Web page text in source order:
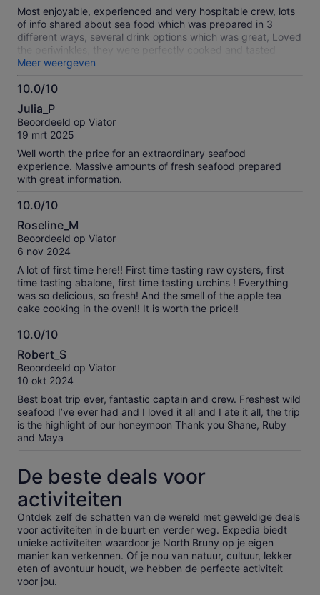
Most enjoyable, experienced and very hospitable crew, lots
of info shared about sea food which was prepared in 3
different ways, several drink options which was great, Loved
the periwinkles, they were perfectly cooked and tasted
amazing ..((better than the NZ cats eyes) cake to end with
also lovely, thank you to the crew for making the trip an
awesome experience We have recommend our Nz family
Meer weergeven
10.0/10
10.0
van
10
Julia_P
Beoordeeld op Viator
19 mrt 2025
Well worth the price for an extraordinary seafood
experience. Massive amounts of fresh seafood prepared
with great information.
10.0/10
10.0
van
10
Roseline_M
Beoordeeld op Viator
6 nov 2024
A lot of first time here!! First time tasting raw oysters, first
time tasting abalone, first time tasting urchins ! Everything
was so delicious, so fresh! And the smell of the apple tea
cake cooking in the oven!! It is worth the price!!
10.0/10
10.0
van
10
Robert_S
Beoordeeld op Viator
10 okt 2024
Best boat trip ever, fantastic captain and crew. Freshest wild
seafood I’ve ever had and I loved it all and I ate it all, the trip
is the highlight of our honeymoon Thank you Shane, Ruby
and Maya
De beste deals voor
activiteiten
Ontdek zelf de schatten van de wereld met geweldige deals
voor activiteiten in de buurt en verder weg. Expedia biedt
unieke activiteiten waardoor je North Bruny op je eigen
manier kan verkennen. Of je nou van natuur, cultuur, lekker
eten of avontuur houdt, we hebben de perfecte activiteit
voor jou.